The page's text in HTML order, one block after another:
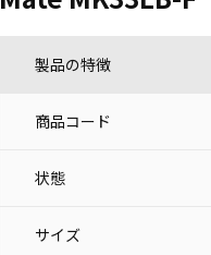
製品の特徴
商品コード
状態
サイズ